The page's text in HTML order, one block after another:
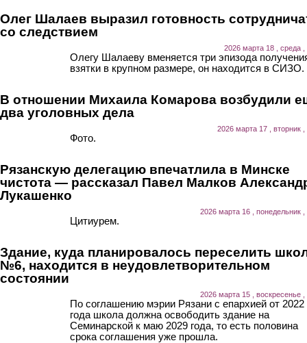
Олег Шалаев выразил готовность
со следствием
2026 марта 18 , среда ,
Олегу Шалаеву вменяется три эпизода
взятки в крупном размере, он находится в СИЗО.
В отношении Михаила Комарова возбудили
два уголовных дела
2026 марта 17 , вторник ,
Фото.
Рязанскую делегацию впечатлила в Минске
чистота — рассказал Павел Малков
Лукашенко
2026 марта 16 , понедельник ,
Цитиурем.
Здание, куда планировалось переселить
№6, находится в неудовлетворительном
состоянии
2026 марта 15 , воскресенье ,
По соглашению мэрии Рязани с епархией от 2022
года школа должна освободить здание на
Семинарской к маю 2029 года, то есть половина
срока соглашения уже прошла.